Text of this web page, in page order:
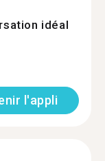
idéal
l'appli